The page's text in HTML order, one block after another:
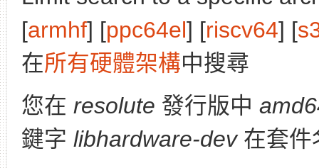
[armhf] [ppc64el] [riscv64] [
在所有硬體架構中搜尋
您在 resolute 發行版中
鍵字 libhardware-dev在套件